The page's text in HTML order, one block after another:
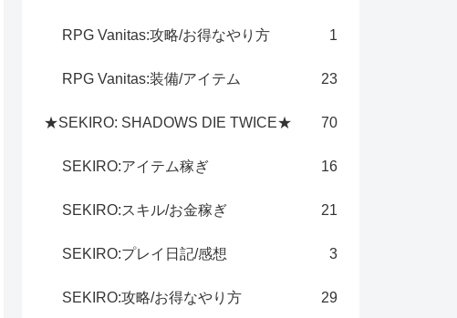
RPG Vanitas:攻略/お得なやり方 1
RPG Vanitas:装備/アイテム 23
★SEKIRO: SHADOWS DIE TWICE★ 70
SEKIRO:アイテム稼ぎ 16
SEKIRO:スキル/お金稼ぎ 21
SEKIRO:プレイ日記/感想 3
SEKIRO:攻略/お得なやり方 29